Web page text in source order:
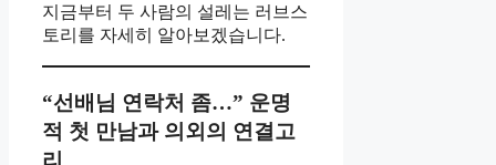
지금부터 두 사람의 설레는 러브스
토리를 자세히 알아보겠습니다.
“선배님 연락처 좀…” 운명
적 첫 만남과 의외의 연결고
리